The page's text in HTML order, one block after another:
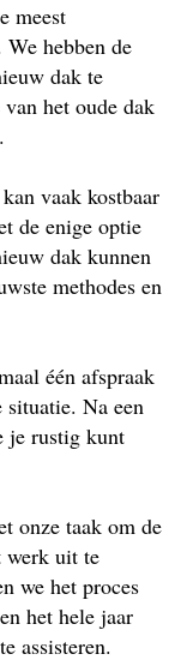
meest
hebben de
dak te
het oude dak
vaak kostbaar
de enige optie
dak kunnen
methodes en
één afspraak
Na een
je rustig kunt
onze taak om de
werk uit te
we het proces
het hele jaar
assisteren.